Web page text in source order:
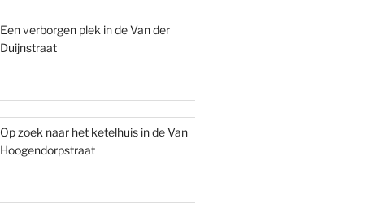
Een verborgen plek in de Van der
Duijnstraat
Op zoek naar het ketelhuis in de Van
Hoogendorpstraat